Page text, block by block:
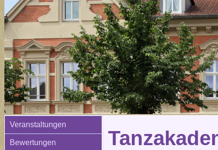
Veranstaltungen
Bewertungen